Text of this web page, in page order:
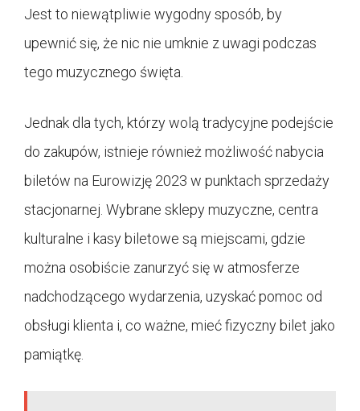
Jest to niewątpliwie wygodny sposób, by
upewnić się, że nic nie umknie z uwagi podczas
tego muzycznego święta.
Jednak dla tych, którzy wolą tradycyjne podejście
do zakupów, istnieje również możliwość nabycia
biletów na Eurowizję 2023 w punktach sprzedaży
stacjonarnej. Wybrane sklepy muzyczne, centra
kulturalne i kasy biletowe są miejscami, gdzie
można osobiście zanurzyć się w atmosferze
nadchodzącego wydarzenia, uzyskać pomoc od
obsługi klienta i, co ważne, mieć fizyczny bilet jako
pamiątkę.